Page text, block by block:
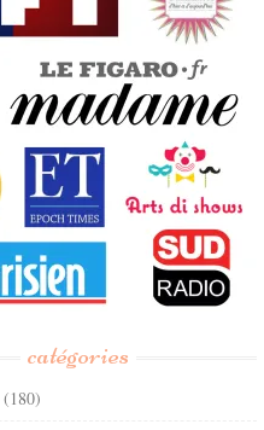
catégories
(180)